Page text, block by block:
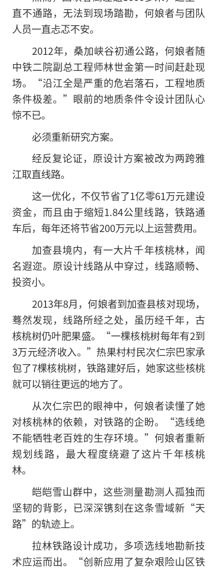
直不通路，无法到现场踏勘，何娘者与团队
人员一直忐忑不安。
2012年，桑加峡谷初通公路，何娘者随
中铁二院副总工程师林世金第一时间赶赴现
场。“沿江全是严重的危岩落石，工程地质
条件极差。”眼前的地质条件令设计团队心
惊不已。
必须重新研究方案。
经反复论证，原设计方案被改为两跨雅
江取直线路。
这一优化，不仅节省了1亿零61万元建设
资金，而且由于缩短1.84公里线路，铁路通
车后，每年还将节省200万元以上运营费用。
加查县境内，有一大片千年核桃林，闻
名遐迩。原设计线路从中穿过，线路顺畅、
投资小。
2013年8月，何娘者到加查县核对现场，
蓦然发现，线路所经之处，虽历经千年，古
核桃树仍叶肥果盛。“一棵核桃树每年有2到
3万元经济收入。”热果村村民次仁宗巴家承
包了7棵核桃树，铁路建好后，她家这些核桃
就可以销往更远的地方了。
从次仁宗巴的眼神中，何娘者读懂了她
对核桃林的依赖，对铁路的企盼。“选线绝
不能牺牲老百姓的生存环境。”何娘者重新
规划线路，最大程度绕避了这片千年核桃
林。
皑皑雪山群中，这些测量勘测人孤独而
坚韧的背影，已深深镌刻在这条雪域新“天
路”的轨迹上。
拉林铁路设计成功，多项选线地勘新技
术应运而出。“创新应用了复杂艰险山区铁